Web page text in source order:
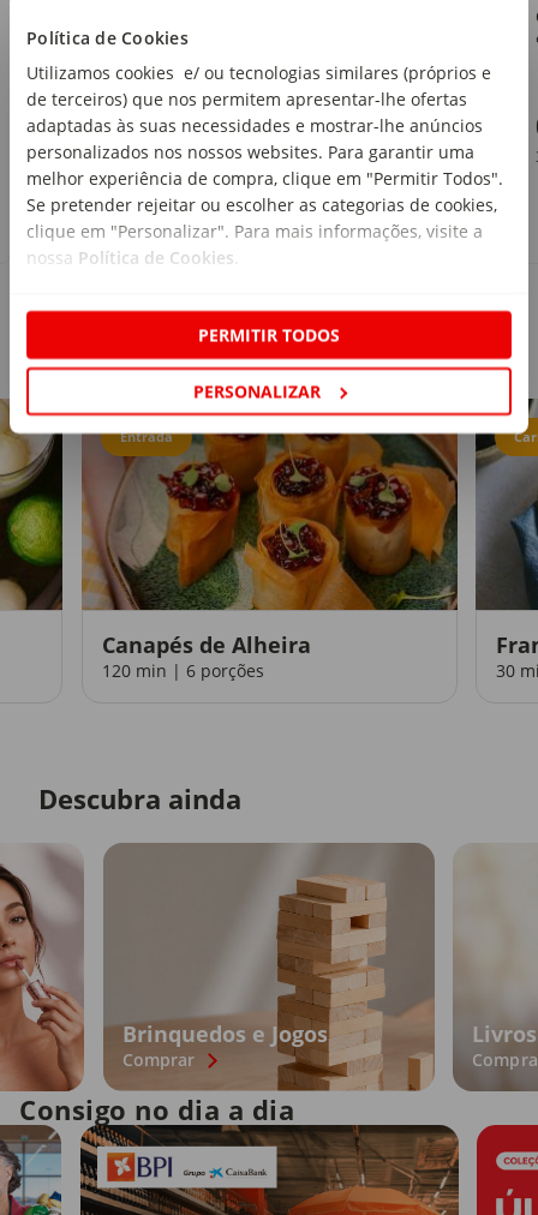
Política de Cookies
Utilizamos cookies e/ ou tecnologias similares (próprios e
de terceiros) que nos permitem apresentar-lhe ofertas
adaptadas às suas necessidades e mostrar-lhe anúncios
personalizados nos nossos websites. Para garantir uma
melhor experiência de compra, clique em "Permitir Todos".
Se pretender rejeitar ou escolher as categorias de cookies,
clique em "Personalizar". Para mais informações, visite a
nossa Política de Cookies
PERMITIR TODOS
PERSONALIZAR
1 ,79€
7,16€/kg
Receitas
Entrada
Canapés de Alheira
120 min | 6 porções 30
Descubra ainda
Brinquedos e Jogos
Comprar
Livros
Consigo no dia a dia